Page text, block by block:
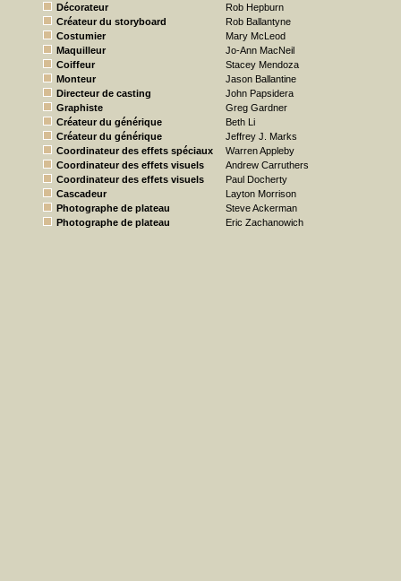
Décorateur
Rob Hepburn
Créateur du storyboard
Rob Ballantyne
Costumier
Mary McLeod
Maquilleur
Jo-Ann MacNeil
Coiffeur
Stacey Mendoza
Monteur
Jason Ballantine
Directeur de casting
John Papsidera
Graphiste
Greg Gardner
Créateur du générique
Beth Li
Créateur du générique
Jeffrey J. Marks
Coordinateur des effets spéciaux
Warren Appleby
Coordinateur des effets visuels
Andrew Carruthers
Coordinateur des effets visuels
Paul Docherty
Cascadeur
Layton Morrison
Photographe de plateau
Steve Ackerman
Photographe de plateau
Eric Zachanowich